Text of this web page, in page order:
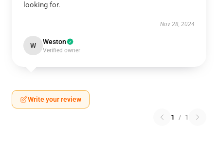
looking for.
Nov 28, 2024
W Weston
Verified owner
Write your review
1 / 1